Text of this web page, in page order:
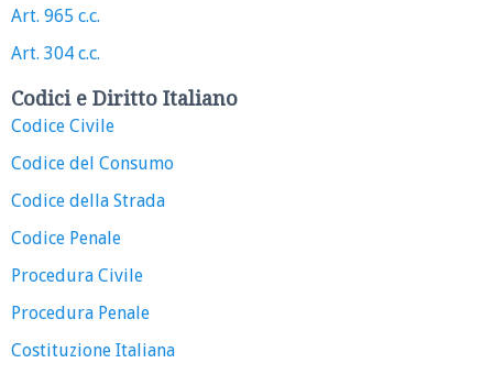
Art. 965 c.c.
Art. 304 c.c.
Codici e Diritto Italiano
Codice Civile
Codice del Consumo
Codice della Strada
Codice Penale
Procedura Civile
Procedura Penale
Costituzione Italiana